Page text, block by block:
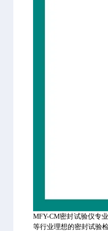
MFY-CM密封试验仪专
等行业理想的密封试验检